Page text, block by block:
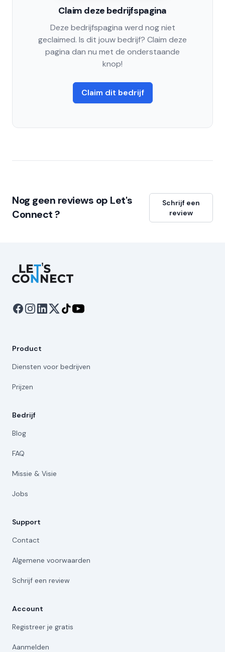
Claim deze bedrijfspagina
Deze bedrijfspagina werd nog niet
geclaimed. Is dit jouw bedrijf? Claim deze
pagina dan nu met de onderstaande
knop!
Claim dit bedrijf
Nog geen reviews op Let's
Connect ?
Schrijf een
review
Let's Connect
Product
Diensten voor bedrijven
Prijzen
Bedrijf
Blog
FAQ
Missie & Visie
Jobs
Support
Contact
Algemene voorwaarden
Schrijf een review
Account
Registreer je gratis
Aanmelden